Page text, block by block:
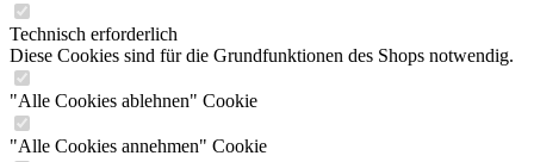
Technisch erforderlich
Diese Cookies sind für die Grundfunktionen des Shops notwendig.
"Alle Cookies ablehnen" Cookie
"Alle Cookies annehmen" Cookie